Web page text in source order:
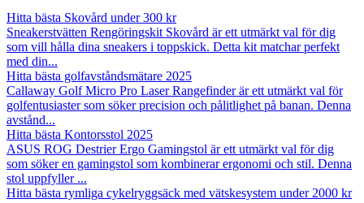
Hitta bästa Skovård under 300 kr
Sneakerstvätten Rengöringskit Skovård är ett utmärkt val för dig
som vill hålla dina sneakers i toppskick. Detta kit matchar perfekt
med din...
Hitta bästa golfavståndsmätare 2025
Callaway Golf Micro Pro Laser Rangefinder är ett utmärkt val för
golfentusiaster som söker precision och pålitlighet på banan. Denna
avstånd...
Hitta bästa Kontorsstol 2025
ASUS ROG Destrier Ergo Gamingstol är ett utmärkt val för dig
som söker en gamingstol som kombinerar ergonomi och stil. Denna
stol uppfyller ...
Hitta bästa rymliga cykelryggsäck med vätskesystem under 2000 kr